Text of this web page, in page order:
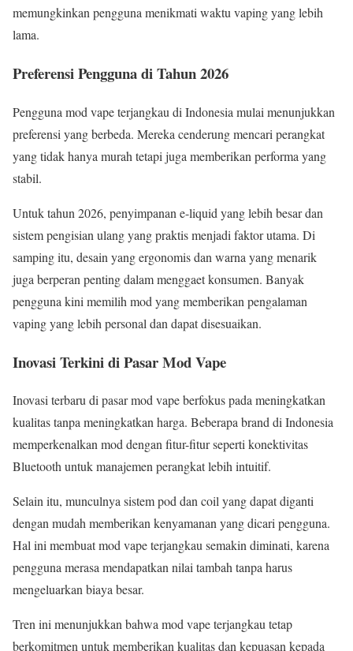
memungkinkan pengguna menikmati waktu vaping yang lebih
lama.
Preferensi Pengguna di Tahun 2026
Pengguna mod vape terjangkau di Indonesia mulai menunjukkan
preferensi yang berbeda. Mereka cenderung mencari perangkat
yang tidak hanya murah tetapi juga memberikan performa yang
stabil.
Untuk tahun 2026, penyimpanan e-liquid yang lebih besar dan
sistem pengisian ulang yang praktis menjadi faktor utama. Di
samping itu, desain yang ergonomis dan warna yang menarik
juga berperan penting dalam menggaet konsumen. Banyak
pengguna kini memilih mod yang memberikan pengalaman
vaping yang lebih personal dan dapat disesuaikan.
Inovasi Terkini di Pasar Mod Vape
Inovasi terbaru di pasar mod vape berfokus pada meningkatkan
kualitas tanpa meningkatkan harga. Beberapa brand di Indonesia
memperkenalkan mod dengan fitur-fitur seperti konektivitas
Bluetooth untuk manajemen perangkat lebih intuitif.
Selain itu, munculnya sistem pod dan coil yang dapat diganti
dengan mudah memberikan kenyamanan yang dicari pengguna.
Hal ini membuat mod vape terjangkau semakin diminati, karena
pengguna merasa mendapatkan nilai tambah tanpa harus
mengeluarkan biaya besar.
Tren ini menunjukkan bahwa mod vape terjangkau tetap
berkomitmen untuk memberikan kualitas dan kepuasan kepada